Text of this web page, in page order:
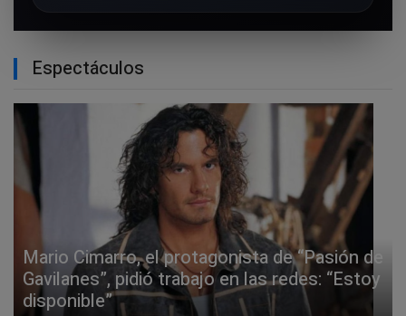
Espectáculos
Mario Cimarro, el protagonista de “Pasión de
Gavilanes”, pidió trabajo en las redes: “Estoy
disponible”